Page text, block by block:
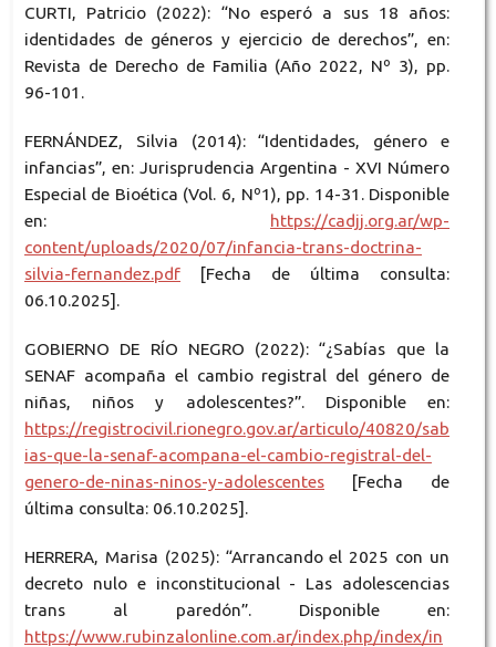
CURTI, Patricio (2022): “No esperó a sus 18 años:
identidades de géneros y ejercicio de derechos”, en:
Revista de Derecho de Familia (Año 2022, Nº 3), pp.
96-101.
FERNÁNDEZ, Silvia (2014): “Identidades, género e
infancias”, en: Jurisprudencia Argentina - XVI Número
Especial de Bioética (Vol. 6, Nº1), pp. 14-31. Disponible
en: https://cadjj.org.ar/wp-
content/uploads/2020/07/infancia-trans-doctrina-
silvia-fernandez.pdf[Fecha de última consulta:
06.10.2025].
GOBIERNO DE RÍO NEGRO (2022): “¿Sabías que la
SENAF acompaña el cambio registral del género de
niñas, niños y adolescentes?”. Disponible en:
https://registrocivil.rionegro.gov.ar/articulo/40820/sab
ias-que-la-senaf-acompana-el-cambio-registral-del-
genero-de-ninas-ninos-y-adolescentes[Fecha de
última consulta: 06.10.2025].
HERRERA, Marisa (2025): “Arrancando el 2025 con un
decreto nulo e inconstitucional - Las adolescencias
trans al paredón”. Disponible en:
https://www.rubinzalonline.com.ar/index.php/index/in